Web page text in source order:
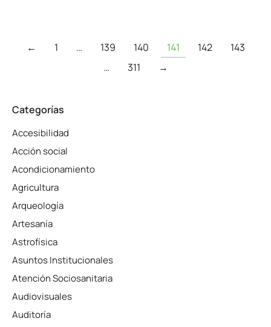
← 1 … 139 140 141 142
143
…
311 →
Categorías
Accesibilidad
Acción social
Acondicionamiento
Agricultura
Arqueología
Artesanía
Astrofísica
Asuntos Institucionales
Atención Sociosanitaria
Audiovisuales
Auditoría